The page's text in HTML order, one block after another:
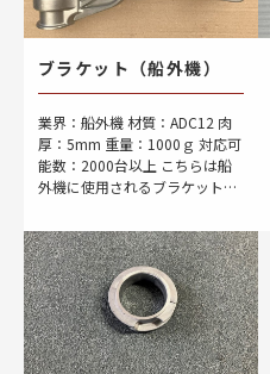
ブラケット（船外機）
業界：船外機 材質：ADC12 肉
厚：5mm 重量：1000ｇ 対応可
能数：2000台以上 こちらは船
外機に使用されるブラケットで
注意を払う必要があります。特
に船外機のような製品では、美
観が顧 […]